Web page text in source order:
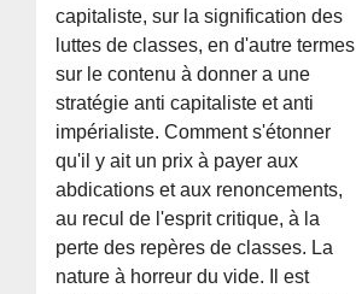
capitaliste, sur la signification des
luttes de classes, en d'autre termes
sur le contenu à donner a une
stratégie anti capitaliste et anti
impérialiste. Comment s'étonner
qu'il y ait un prix à payer aux
abdications et aux renoncements,
au recul de l'esprit critique, à la
perte des repères de classes. La
nature à horreur du vide. Il est